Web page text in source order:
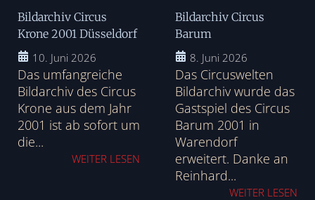
Bildarchiv Circus
Krone 2001 Düsseldorf
10. Juni 2026
Das umfangreiche
Bildarchiv des Circus
Krone aus dem Jahr
2001 ist ab sofort um
die...
WEITER LESEN
Bildarchiv Circus
Barum
8. Juni 2026
Das Circuswelten
Bildarchiv wurde das
Gastspiel des Circus
Barum 2001 in
Warendorf
erweitert. Danke an
Reinhard...
WEITER LESEN